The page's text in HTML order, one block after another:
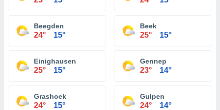
Beegden
24° 15°
Beek
25° 15°
Einighausen
25° 15°
Gennep
23° 14°
Grashoek
24° 15°
Gulpen
24° 14°